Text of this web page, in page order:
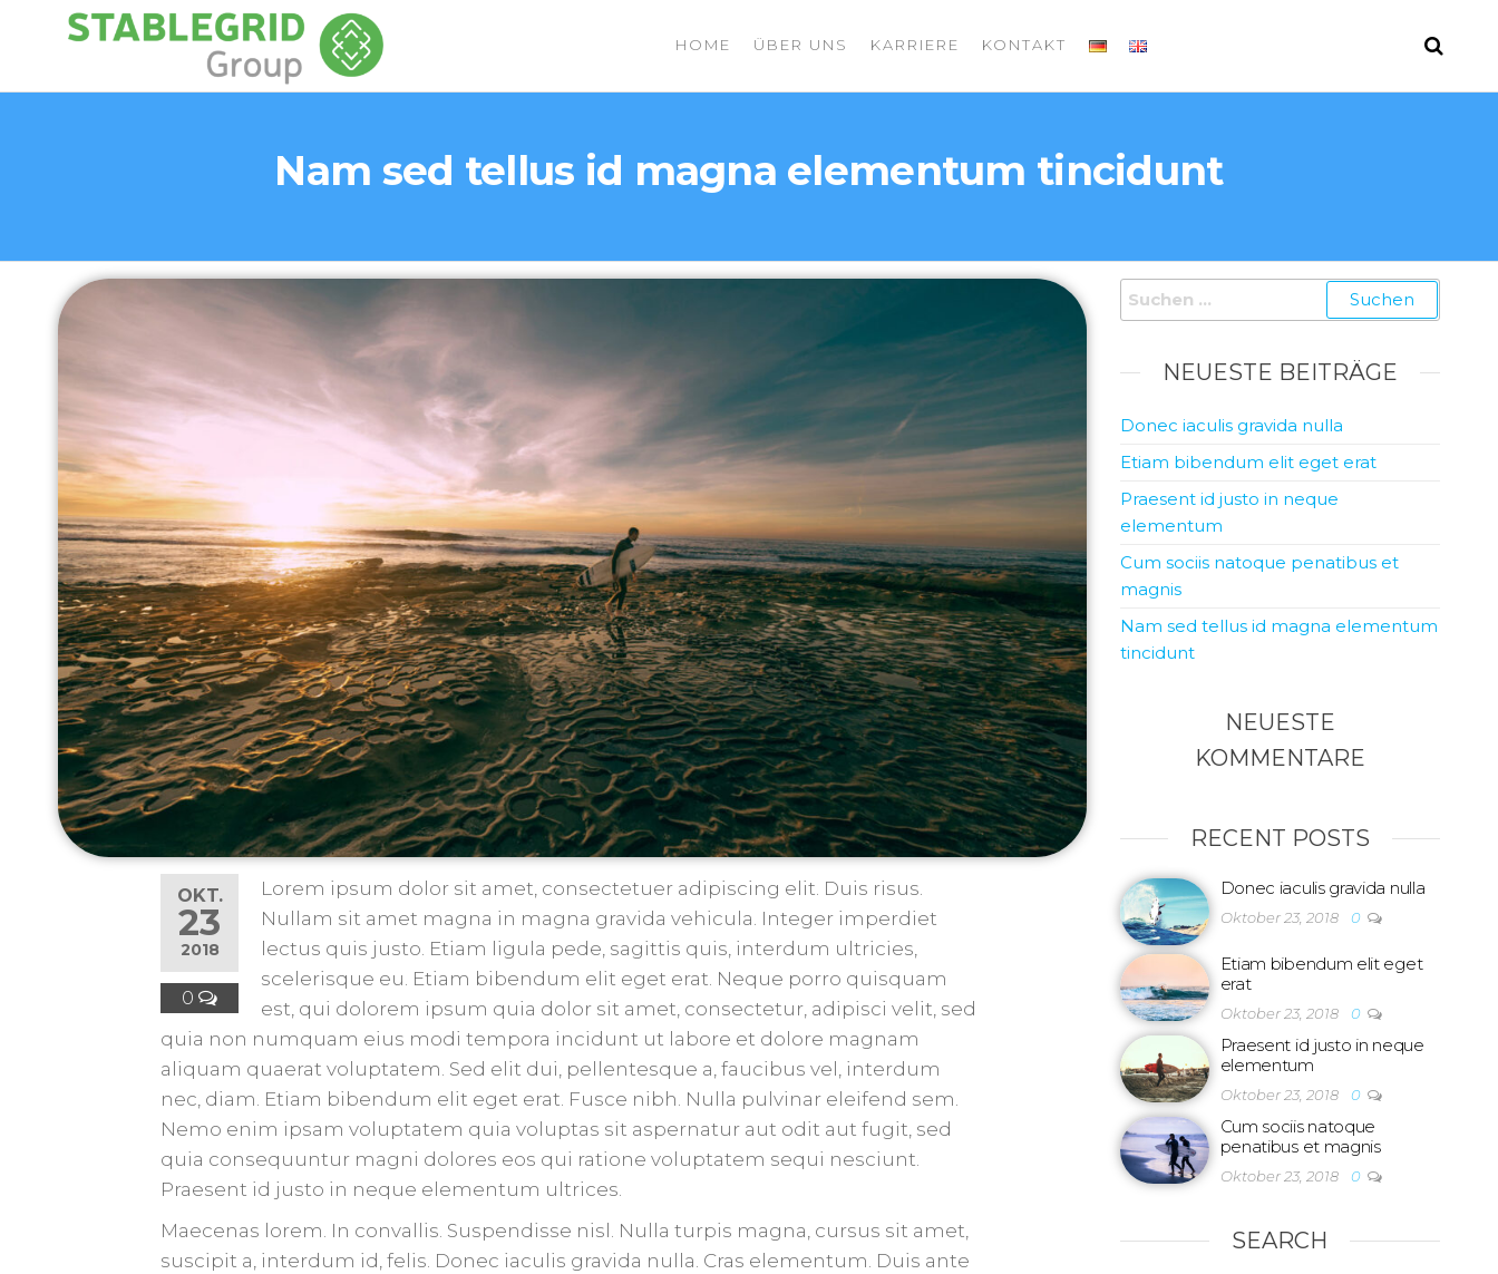
GROUP
HOME ÜBER UNS KARRIERE KONTAKT
Nam sed tellus id magna elementum tincidunt
OKT.
23
2018
0
Lorem ipsum dolor sit amet, consectetuer adipiscing elit. Duis risus.
Nullam sit amet magna in magna gravida vehicula. Integer imperdiet
lectus quis justo. Etiam ligula pede, sagittis quis, interdum ultricies,
scelerisque eu. Etiam bibendum elit eget erat. Neque porro quisquam
est, qui dolorem ipsum quia dolor sit amet, consectetur, adipisci velit, sed
quia non numquam eius modi tempora incidunt ut labore et dolore magnam
aliquam quaerat voluptatem. Sed elit dui, pellentesque a, faucibus vel, interdum
nec, diam. Etiam bibendum elit eget erat. Fusce nibh. Nulla pulvinar eleifend sem.
Nemo enim ipsam voluptatem quia voluptas sit aspernatur aut odit aut fugit, sed
quia consequuntur magni dolores eos qui ratione voluptatem sequi nesciunt.
Praesent id justo in neque elementum ultrices.
Maecenas lorem. In convallis. Suspendisse nisl. Nulla turpis magna, cursus sit amet,
suscipit a, interdum id, felis. Donec iaculis gravida nulla. Cras elementum. Duis ante
NEUESTE BEITRÄGE
Donec iaculis gravida nulla
Etiam bibendum elit eget erat
Praesent id justo in neque
elementum
Cum sociis natoque penatibus et
magnis
Nam sed tellus id magna elementum
tincidunt
NEUESTE
KOMMENTARE
RECENT POSTS
Donec iaculis gravida nulla
Oktober 23, 2018 0
Etiam bibendum elit eget
erat
Oktober 23, 2018 0
Praesent id justo in neque
elementum
Oktober 23, 2018 0
Cum sociis natoque
penatibus et magnis
Oktober 23, 2018 0
SEARCH